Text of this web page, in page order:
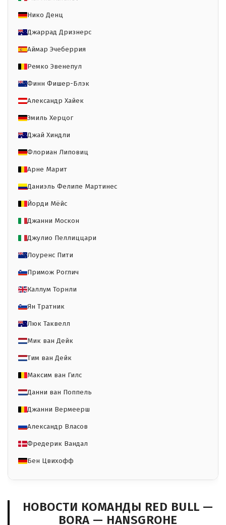
Нико Денц
Джаррад Дризнерс
Аймар Эчеберрия
Ремко Эвенепул
Финн Фишер-Блэк
Александр Хайек
Эмиль Херцог
Джай Хиндли
Флориан Липовиц
Арне Марит
Даниэль Фелипе Мартинес
Йорди Мёйс
Джанни Москон
Джулио Пеллиццари
Лоуренс Пити
Примож Роглич
Каллум Торнли
Ян Тратник
Люк Таквелл
Мик ван Дейк
Тим ван Дейк
Максим ван Гилс
Данни ван Поппель
Джанни Вермеерш
Александр Власов
Фредерик Вандал
Бен Цвихофф
НОВОСТИ КОМАНДЫ RED BULL —
BORA — HANSGROHE